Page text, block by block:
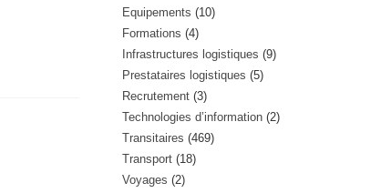
Equipements (10)
Formations (4)
Infrastructures logistiques (9)
Prestataires logistiques (5)
Recrutement(3)
Technologies d’information(2)
Transitaires (469)
Transport(18)
Voyages (2)